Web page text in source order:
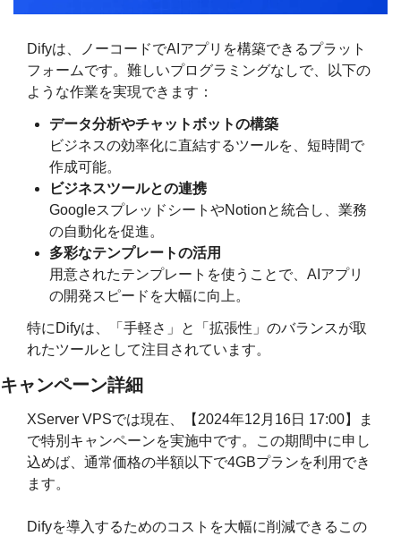
Difyは、ノーコードでAIアプリを構築できるプラット
フォームです。難しいプログラミングなしで、以下の
ような作業を実現できます：
データ分析やチャットボットの構築
ビジネスの効率化に直結するツールを、短時間で
作成可能。
ビジネスツールとの連携
GoogleスプレッドシートやNotionと統合し、業務
の自動化を促進。
多彩なテンプレートの活用
用意されたテンプレートを使うことで、AIアプリ
の開発スピードを大幅に向上。
特にDifyは、「手軽さ」と「拡張性」のバランスが取
れたツールとして注目されています。
キャンペーン詳細
XServer VPSでは現在、【2024年12月16日 17:00】ま
で特別キャンペーンを実施中です。この期間中に申し
込めば、通常価格の半額以下で4GBプランを利用でき
ます。
Difyを導入するためのコストを大幅に削減できるこの